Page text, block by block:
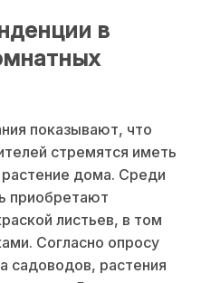
в
показывают, что
стремятся иметь
дома. Среди
приобретают
листьев, в том
Согласно опросу
садоводов, растения